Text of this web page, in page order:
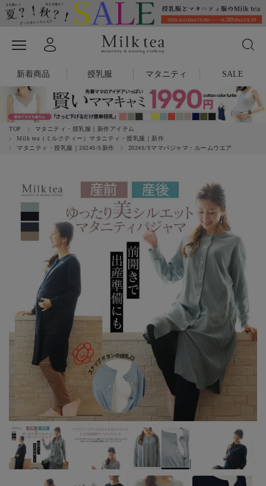
新着商品 授乳服 マタニティ SALE
TOP
マタニティ・授乳服｜新作アイテム
Milk tea（ミルクティー）マタニティ・授乳服｜新作
マタニティ・授乳服｜2024S/S新作
2024S/Sママパジャマ・ルームウエア